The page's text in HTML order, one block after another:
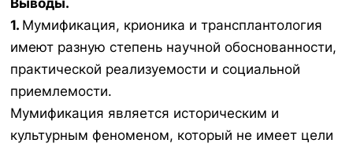
Выводы.
1. Мумификация, крионика и трансплантология
имеют разную степень научной обоснованности,
практической реализуемости и социальной
приемлемости.
Мумификация является историческим и
культурным феноменом, который не имеет цели